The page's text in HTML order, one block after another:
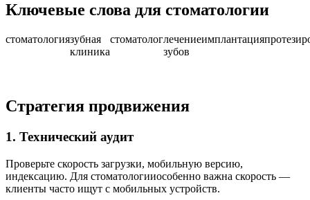
Ключевые слова для стоматологии
стоматологиязубная
клиника
стоматологлечение
зубов
имплантация
Стратегия продвижения
1. Технический аудит
Проверьте скорость загрузки, мобильную версию,
индексацию. Для стоматологииособенно важна скорость —
клиенты часто ищут с мобильных устройств.